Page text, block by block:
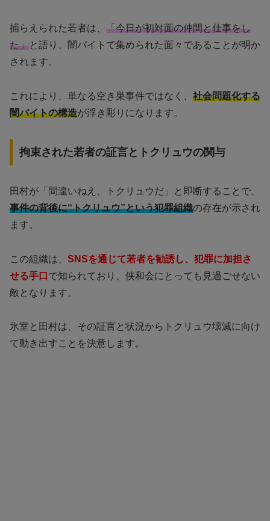
捕らえられた若者は、 「今日が初対面の仲間と仕事をし
た」と語り、闇バイトで集められた面々であることが明か
されます。
これにより、単なる空き巣事件ではなく、 社会問題化する
闇バイトの構造が浮き彫りになります。
拘束された若者の証言とトクリュウの関与
田村が「間違いねえ、トクリュウだ」と即断することで、
事件の背後に“トクリュウ”という犯罪組織の存在が示され
ます。
この組織は、 SNSを通じて若者を勧誘し、犯罪に加担さ
せる手口 で知られており、侠和会にとっても見過ごせない
敵となります。
氷室と田村は、その証言と状況からトクリュウ壊滅に向け
て動き出すことを決意します。